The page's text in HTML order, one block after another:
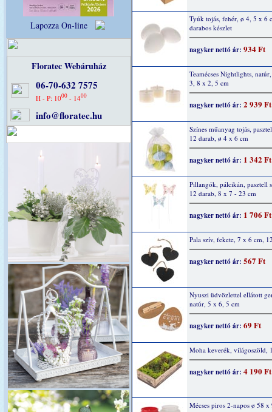
Lapozza On-line
Floratec Webáruház
06-70-632 7575
H - P: 1000- 1400
info@floratec.hu
Tyúk tojás, fehér, ø 4, 5 x 6
darabos készlet
nagyker nettó ár: 934 Ft
Teamécses Nightlights,
3, 8 x 2, 5 cm
nagyker nettó ár: 2 939 Ft
Színes műanyag tojás,
12 darab, ø 4 x 6 cm
nagyker nettó ár: 1 342 Ft
Pillangók, pálcikán, pasztell
12 darab, 8 x 7 - 23 cm
nagyker nettó ár: 1 706 Ft
Pala szív, fekete, 7 x 6 cm,
nagyker nettó ár: 567 Ft
Nyuszi üdvözlettel ellátott
natúr, 5 x 6, 5 cm
nagyker nettó ár: 69 Ft
Moha keverék, világoszöld,
nagyker nettó ár: 4 190 Ft
Mécses piros 2-napos ø 58